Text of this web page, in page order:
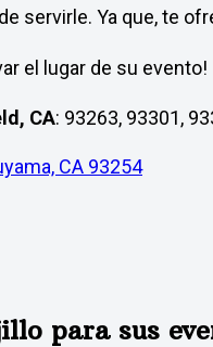
servirle. Ya que, te
el lugar de su evento!
CA: 93263, 93301,
CA 93254
para sus